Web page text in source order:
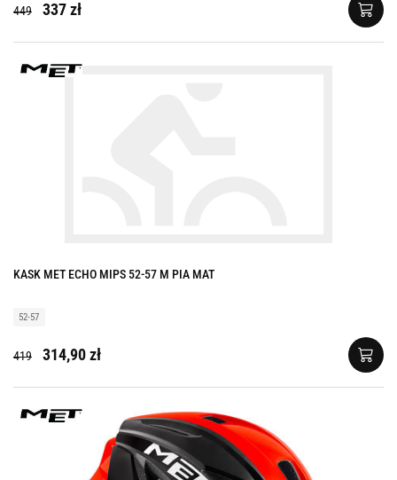
449 337 zł
KASK MET ECHO MIPS 52-57 M PIA MAT
52-57
419 314,90 zł